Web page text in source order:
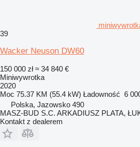
39
Wacker Neuson DW60
150 000 zł ≈ 34 840 €
Miniwywrotka
2020
Moc 75.37 KM (55.4 kW) Ładowność 6
Polska, Jazowsko 490
MASZ-BUD S.C. ARKADIUSZ PLATA,
Kontakt z dealerem